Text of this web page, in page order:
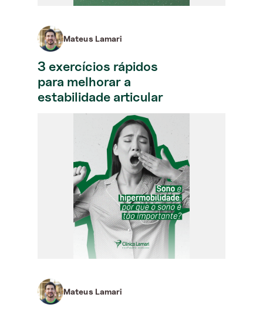
Mateus Lamari
3 exercícios rápidos
para melhorar a
estabilidade articular
Mateus Lamari